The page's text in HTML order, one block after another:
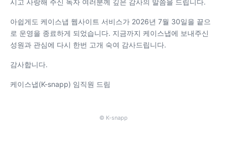
시고 사랑해 주신 독자 여러분께 깊은 감사의 말씀을 드립니다.
아쉽게도 케이스냅 웹사이트 서비스가 2026년 7월 30일을 끝으
로 운영을 종료하게 되었습니다. 지금까지 케이스냅에 보내주신
성원과 관심에 다시 한번 고개 숙여 감사드립니다.
감사합니다.
케이스냅(K-snapp) 임직원 드림
© K-snapp